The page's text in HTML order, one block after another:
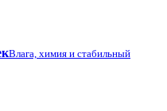
Влага, химия и стабильный